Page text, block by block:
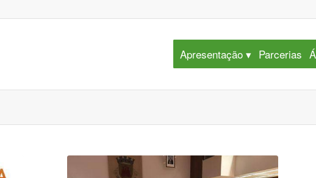
Apresentação Parcerias